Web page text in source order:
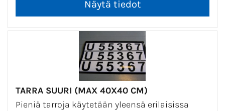
TARRA SUURI (MAX 40X40 CM)
Pieniä tarroja käytetään yleensä erilaisissa